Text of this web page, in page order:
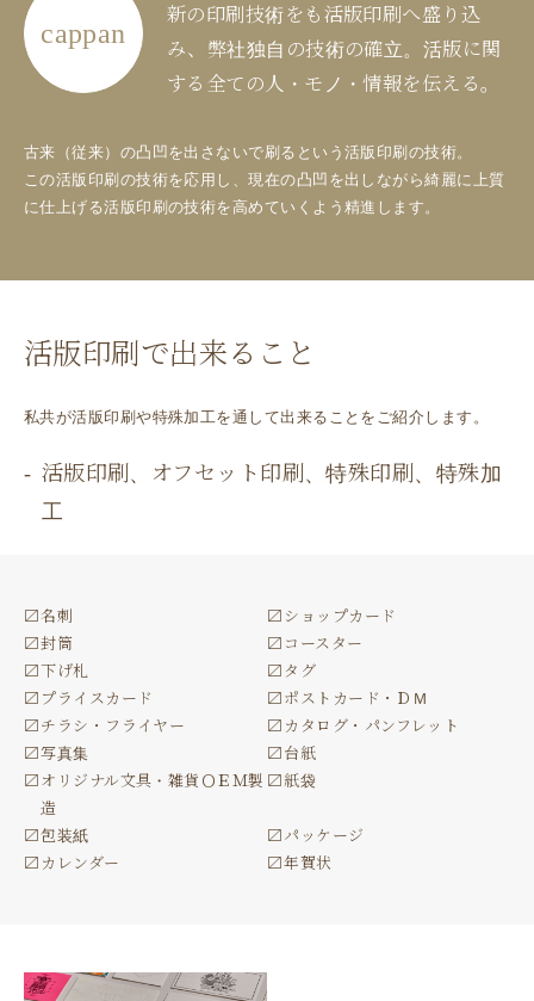
cappan
新の印刷技術をも活版印刷へ盛り込
み、弊社独自の技術の確立。活版に関
する全ての人・モノ・情報を伝える。
古来（従来）の凸凹を出さないで刷るという活版印刷の技術。
この活版印刷の技術を応用し、現在の凸凹を出しながら綺麗に上質
に仕上げる活版印刷の技術を高めていくよう精進します。
活版印刷で出来ること
私共が活版印刷や特殊加工を通して出来ることをご紹介します。
活版印刷、オフセット印刷、特殊印刷、特殊加
工
名刺
ショップカード
封筒
コースター
下げ札
タグ
プライスカード
ポストカード・ＤＭ
チラシ・フライヤー
カタログ・パンフレット
写真集
台紙
オリジナル文具・雑貨ＯＥＭ製
造
紙袋
包装紙
パッケージ
カレンダー
年賀状